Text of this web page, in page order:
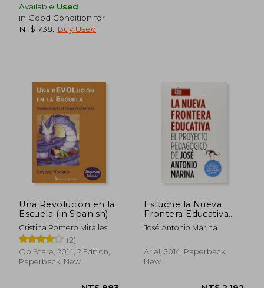
NT$ 900 NT$
Available Used
in Good Condition for
NT$ 738
Buy Used
Una Revolucion en la
Escuela (in Spanish)
Cristina Romero Miralles
(2)
Ob Stare, 2014, 2 Edition,
Paperback, New
Estuche la Nueva
Frontera Educativa
(Incluye: La
Educacion del
Infantil, los Secretos
de la Motivacion; La
José Antonio Marina
Ariel, 2014, Paperback,
New